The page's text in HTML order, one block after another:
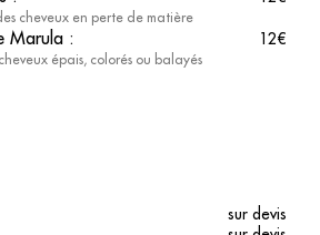
cheveux en perte de matière
Marula :
épais, colorés ou balayés
12€
sur devis